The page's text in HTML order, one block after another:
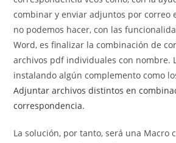
combinar y enviar adjuntos por correo
no podemos hacer, con las
Word, es finalizar la combinación de
archivos pdf individuales con nombre.
instalando algún complemento como
Adjuntar archivos distintos en
correspondencia.
La solución, por tanto, será una Macro